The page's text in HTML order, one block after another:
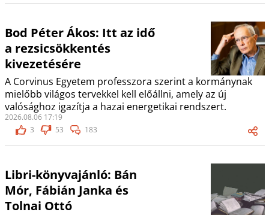
Bod Péter Ákos: Itt az idő
a rezsicsökkentés
kivezetésére
A Corvinus Egyetem professzora szerint a kormánynak
mielőbb világos tervekkel kell előállni, amely az új
valósághoz igazítja a hazai energetikai rendszert.
2026.08.06 17:19
3
53 183
Libri-könyvajánló: Bán
Mór, Fábián Janka és
Tolnai Ottó